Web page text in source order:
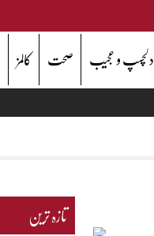
دلچسپ و عجیب صحت کالمز
تازہ ترین